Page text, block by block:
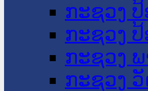
ກະຊວງ
ກະຊວງ
ກະຊວງ
ກະຊວງ